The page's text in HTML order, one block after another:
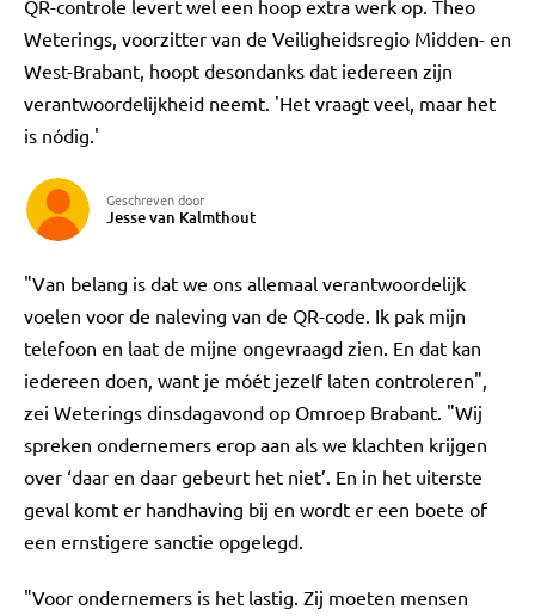
QR-controle levert wel een hoop extra werk op. Theo
Weterings, voorzitter van de Veiligheidsregio Midden- en
West-Brabant, hoopt desondanks dat iedereen zijn
verantwoordelijkheid neemt. 'Het vraagt veel, maar het
is nódig.'
Geschreven door
Jesse van Kalmthout
"Van belang is dat we ons allemaal verantwoordelijk
voelen voor de naleving van de QR-code. Ik pak mijn
telefoon en laat de mijne ongevraagd zien. En dat kan
iedereen doen, want je móét jezelf laten controleren",
zei Weterings dinsdagavond op Omroep Brabant. "Wij
spreken ondernemers erop aan als we klachten krijgen
over ‘daar en daar gebeurt het niet’. En in het uiterste
geval komt er handhaving bij en wordt er een boete of
een ernstigere sanctie opgelegd.
"Voor ondernemers is het lastig. Zij moeten mensen